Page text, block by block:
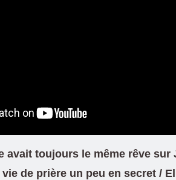
avait toujours le même rêve sur
de prière un peu en secret /